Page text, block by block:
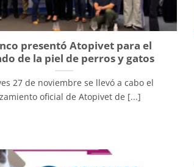
presentó Atopivet para el
de la piel de perros y gatos
27 de noviembre se llevó a cabo el
oficial de Atopivet de [...]